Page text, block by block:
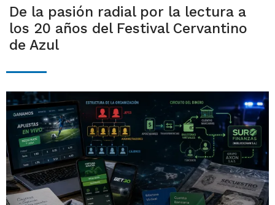
De la pasión radial por la lectura a
los 20 años del Festival Cervantino
de Azul